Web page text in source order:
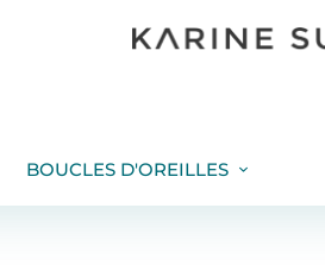
BOUCLES D'OREILLES